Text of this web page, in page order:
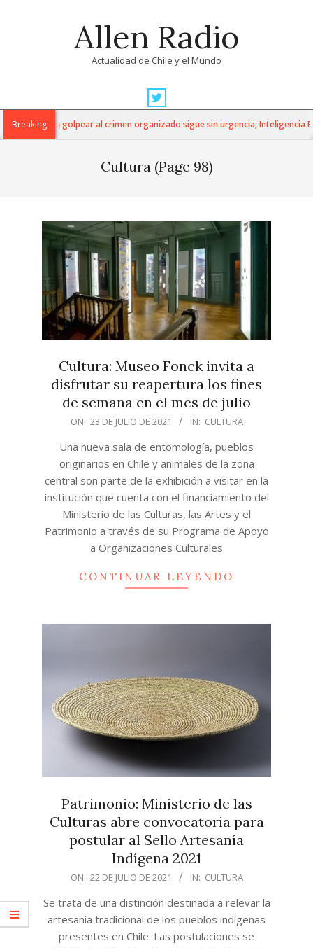
Allen Radio
Actualidad de Chile y el Mundo
Navigation
MenuBreaking
para golpear al crimen organizado sigue sin urgencia; Inteligencia
Cultura (Page 98)
Cultura: Museo Fonck invita a
disfrutar su reapertura los fines
de semana en el mes de julio
ON: 23 DE JULIO DE 2021 IN: CULTURA
Una nueva sala de entomología, pueblos
originarios en Chile y animales de la zona
central son parte de la exhibición a visitar en la
institución que cuenta con el financiamiento del
Ministerio de las Culturas, las Artes y el
Patrimonio a través de su Programa de Apoyo
a Organizaciones Culturales
CONTINUAR LEYENDO
Patrimonio: Ministerio de las
Culturas abre convocatoria para
postular al Sello Artesanía
Indígena 2021
22
ON: 22 DE JULIO DE 2021 IN: CULTURA
Se trata de una distinción destinada a relevar la
artesanía tradicional de los pueblos indígenas
presentes en Chile. Las postulaciones se